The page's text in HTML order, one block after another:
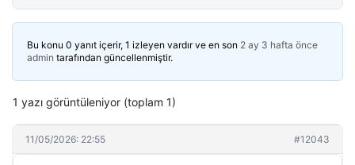
Bu konu 0 yanıt içerir, 1 izleyen vardır ve en son 2 ay 3 hafta önce
admin tarafından güncellenmiştir.
1 yazı görüntüleniyor (toplam 1)
11/05/2026: 22:55 #12043